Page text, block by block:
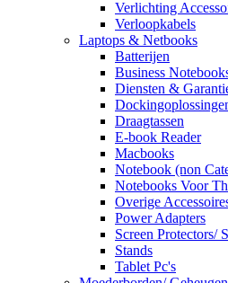
Verlichting
Verloopkabels
Laptops & Netbooks
Batterijen
Business
Diensten &
Draagtassen
E-book Reader
Macbooks
Notebook (non
Notebooks Voor
Overige
Power Adapters
Screen Protectors/
Stands
Tablet Pc's